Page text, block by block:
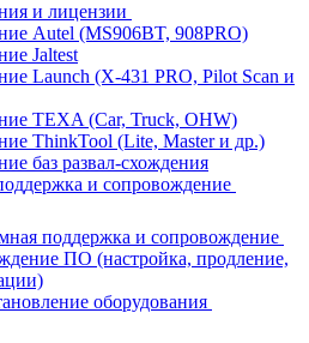
и лицензии
Autel (MS906BT, 908PRO)
Jaltest
Launch (X-431 PRO, Pilot Scan и
TEXA (Car, Truck, OHW)
ThinkTool (Lite, Master и др.)
баз развал-схождения
и сопровождение
поддержка и сопровождение
ПО (настройка, продление,
оборудования